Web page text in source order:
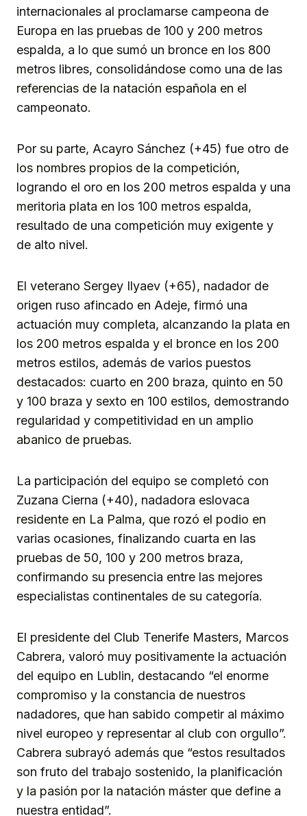
internacionales al proclamarse campeona de
Europa en las pruebas de 100 y 200 metros
espalda, a lo que sumó un bronce en los 800
metros libres, consolidándose como una de las
referencias de la natación española en el
campeonato.
Por su parte, Acayro Sánchez (+45) fue otro de
los nombres propios de la competición,
logrando el oro en los 200 metros espalda y una
meritoria plata en los 100 metros espalda,
resultado de una competición muy exigente y
de alto nivel.
El veterano Sergey Ilyaev (+65), nadador de
origen ruso afincado en Adeje, firmó una
actuación muy completa, alcanzando la plata en
los 200 metros espalda y el bronce en los 200
metros estilos, además de varios puestos
destacados: cuarto en 200 braza, quinto en 50
y 100 braza y sexto en 100 estilos, demostrando
regularidad y competitividad en un amplio
abanico de pruebas.
La participación del equipo se completó con
Zuzana Cierna (+40), nadadora eslovaca
residente en La Palma, que rozó el podio en
varias ocasiones, finalizando cuarta en las
pruebas de 50, 100 y 200 metros braza,
confirmando su presencia entre las mejores
especialistas continentales de su categoría.
El presidente del Club Tenerife Masters, Marcos
Cabrera, valoró muy positivamente la actuación
del equipo en Lublin, destacando “el enorme
compromiso y la constancia de nuestros
nadadores, que han sabido competir al máximo
nivel europeo y representar al club con orgullo”.
Cabrera subrayó además que “estos resultados
son fruto del trabajo sostenido, la planificación
y la pasión por la natación máster que define a
nuestra entidad”.